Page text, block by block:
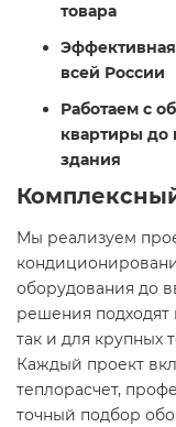
товара
Эффективная
всей России
Работаем с
квартиры до
здания
Мы реализуем
оборудования до
решения подходят
так и для крупных
Каждый проект
теплорасчет,
точный подбор